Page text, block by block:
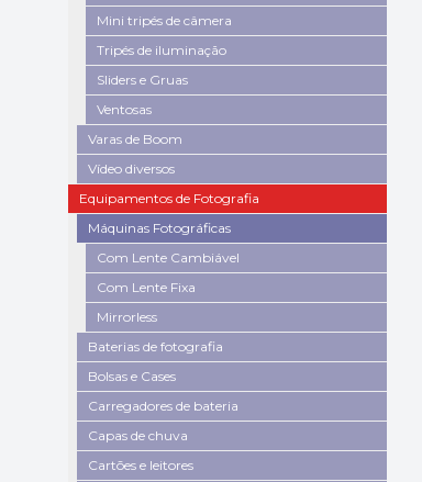
Mini tripés de câmera
Tripés de iluminação
Sliders e Gruas
Ventosas
Varas de Boom
Vídeo diversos
Equipamentos de Fotografia
Máquinas Fotográficas
Com Lente Cambiável
Com Lente Fixa
Mirrorless
Baterias de fotografia
Bolsas e Cases
Carregadores de bateria
Capas de chuva
Cartões e leitores